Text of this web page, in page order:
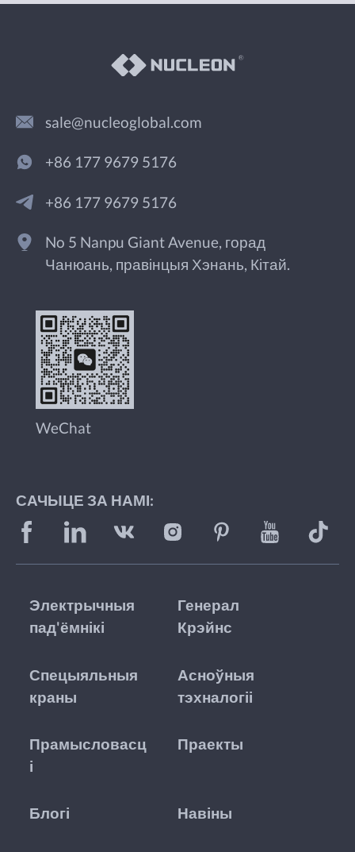
sale@nucleoglobal.com
+86 177 9679 5176
+86 177 9679 5176
No 5 Nanpu Giant Avenue, горад
Чанюань, правінцыя Хэнань, Кітай.
WeChat
САЧЫЦЕ ЗА НАМІ:
Электрычныя
пад'ёмнікі
Генерал
Крэйнс
Спецыяльныя
краны
Асноўныя
тэхналогіі
Прамысловасц
і
Праекты
Блогі Навіны